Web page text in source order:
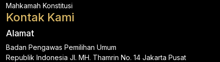
Mahkamah Konstitusi
Kontak Kami
Alamat
Badan Pengawas Pemilihan Umum
Republik Indonesia Jl. MH. Thamrin No. 14 Jakarta Pusat